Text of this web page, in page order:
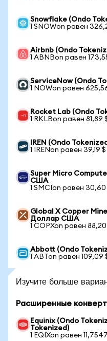
Snowflake (Ondo
1 SNOWon равен
Airbnb (Ondo
1 ABNBon равен
ServiceNow (Ondo
1 NOWon равен
Rocket Lab (Ondo
1 RKLBon равен 81,89
IREN (Ondo
1 IRENon равен 39,19 $
Super Micro
США
1 SMCIon равен 30,60
Global X Copper
Доллар США
1 COPXon равен 88,20
Abbott (Ondo
1 ABTon равен 109,09
Изучите больше
Расширенные
Equinix (Ondo
Tokenized)
1 EQIXon равен